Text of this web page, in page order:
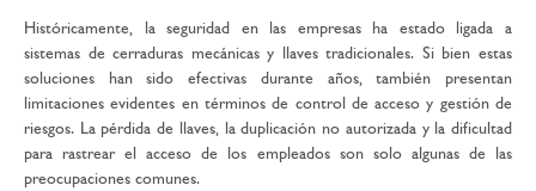
Históricamente, la seguridad en las empresas ha estado ligada a
sistemas de cerraduras mecánicas y llaves tradicionales. Si bien estas
soluciones han sido efectivas durante años, también presentan
limitaciones evidentes en términos de control de acceso y gestión de
riesgos. La pérdida de llaves, la duplicación no autorizada y la dificultad
para rastrear el acceso de los empleados son solo algunas de las
preocupaciones comunes.